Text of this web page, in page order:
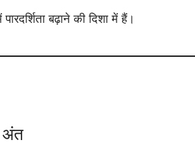
बढ़ाने की दिशा में हैं।
अंत